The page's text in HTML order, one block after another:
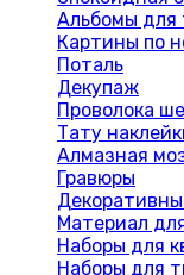
Альбомы для
Картины по
Поталь
Декупаж
Проволока
Тату
Алмазная
Гравюры
Материал
Наборы для
Наборы для